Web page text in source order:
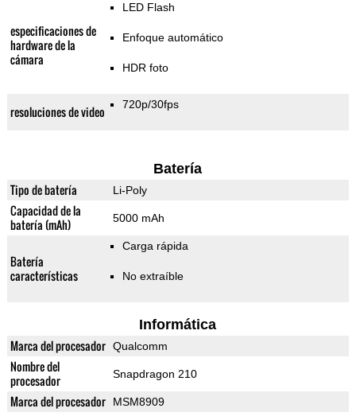
especificaciones de
hardware de la
cámara
LED Flash
Enfoque automático
HDR foto
resoluciones de video 720p/30fps
Batería
Tipo de batería Li-Poly
Capacidad de la
batería (mAh)
5000 mAh
Batería
características
Carga rápida
No extraíble
Informática
Marca del procesador Qualcomm
Nombre del
procesador
Snapdragon 210
Marca del procesador MSM8909